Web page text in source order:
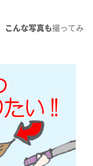
こんな写真も撮ってみ